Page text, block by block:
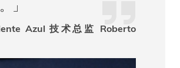
」
Azul 技术总监 Roberto